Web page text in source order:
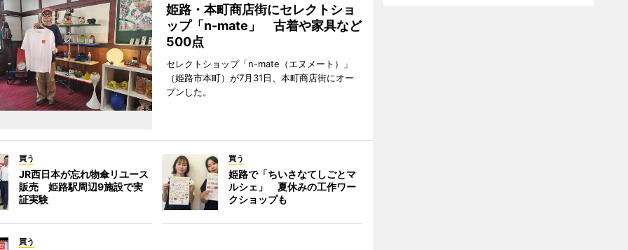
姫路・本町商店街にセレクトショ
ップ「n-mate」 古着や家具など
500点
セレクトショップ「n-mate（エヌメート）」
（姫路市本町）が7月31日、本町商店街にオー
プンした。
買う
JR西日本が忘れ物傘リユース
販売 姫路駅周辺9施設で実
証実験
買う
姫路で「ちいさなてしごとマ
ルシェ」 夏休みの工作ワー
クショップも
買う